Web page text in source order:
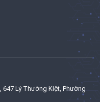
647 Lý Thường Kiệt, Phường